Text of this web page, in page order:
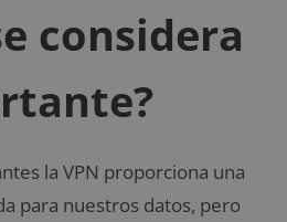
considera
la VPN proporciona una
para nuestros datos, pero